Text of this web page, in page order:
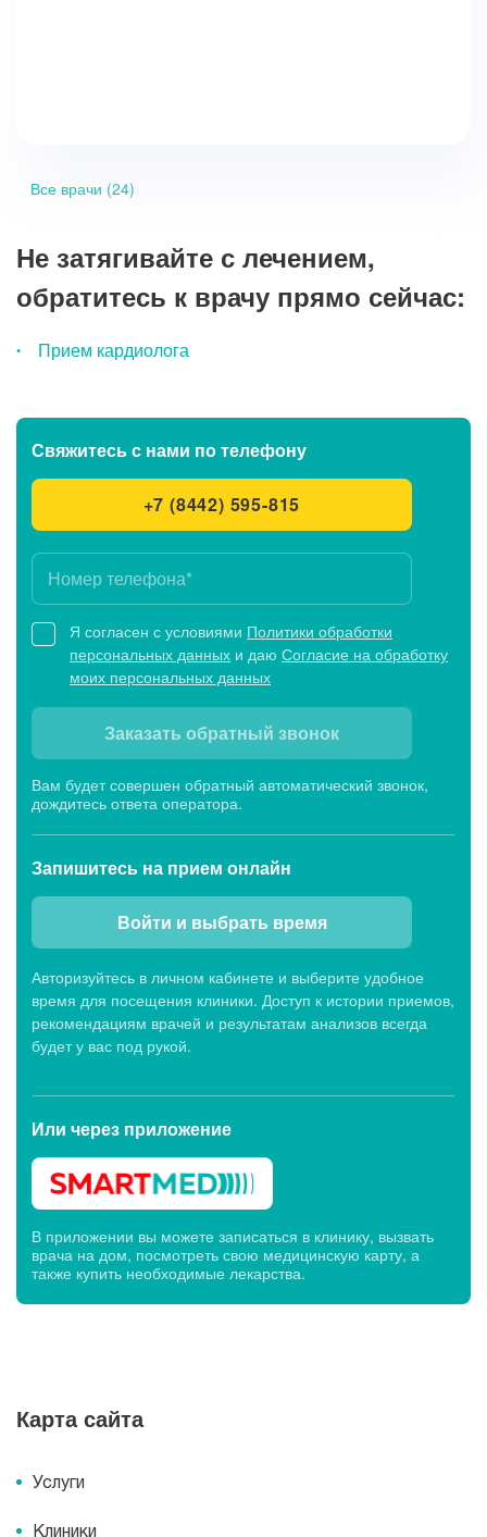
Все врачи (24)
Не затягивайте с лечением,
обратитесь к врачу прямо сейчас:
Прием кардиолога
Свяжитесь с нами по телефону
+7 (8442) 595-815
Я согласен с условиями Политики обработки
персональных данных и даю Согласие на обработку
моих персональных данных
Заказать обратный звонок
Вам будет совершен обратный автоматический звонок,
дождитесь ответа оператора.
Запишитесь на прием онлайн
Войти и выбрать время
Авторизуйтесь в личном кабинете и выберите удобное
время для посещения клиники. Доступ к истории приемов,
рекомендациям врачей и результатам анализов всегда
будет у вас под рукой.
Или через приложение
В приложении вы можете записаться в клинику, вызвать
врача на дом, посмотреть свою медицинскую карту, а
также купить необходимые лекарства.
Карта сайта
Услуги
Клиники